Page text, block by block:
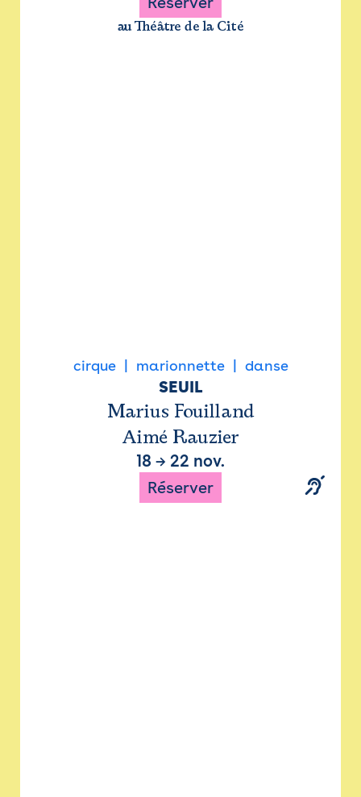
au Théâtre de la Cité
cirque marionnette danse
SEUIL
Marius Fouilland
Aimé Rauzier
18 → 22 nov.
Réserver